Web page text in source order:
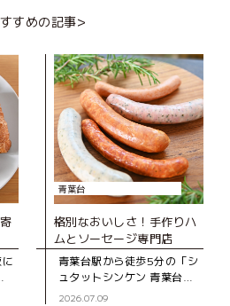
すめの記事>
青葉台
格別なおいしさ！手作りハ
ムとソーセージ専門店
青葉台駅から徒歩5分の「シ
ュタットシンケン 青葉台本
店」は、手作りハムとソー
2026.07.09